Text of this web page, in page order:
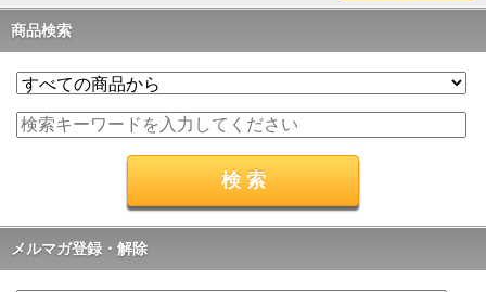
商品検索
メルマガ登録・解除